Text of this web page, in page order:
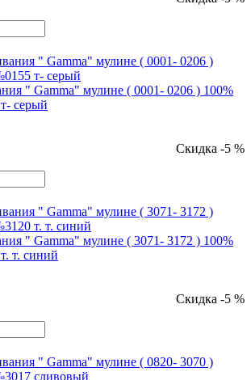
" Gamma" мулине ( 0001- 0206 ) 100%
серый
Скидка -5 %
" Gamma" мулине ( 3071- 3172 ) 100%
т. синий
Скидка -5 %